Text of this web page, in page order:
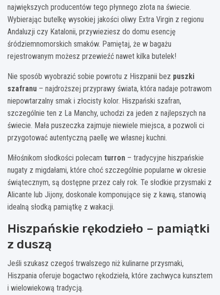
największych producentów tego płynnego złota na świecie.
Wybierając butelkę wysokiej jakości oliwy Extra Virgin z regionu
Andaluzji czy Katalonii, przywieziesz do domu esencję
śródziemnomorskich smaków. Pamiętaj, że w bagażu
rejestrowanym możesz przewieźć nawet kilka butelek!
Nie sposób wyobrazić sobie powrotu z Hiszpanii bez puszki
szafranu – najdroższej przyprawy świata, która nadaje potrawom
niepowtarzalny smak i złocisty kolor. Hiszpański szafran,
szczególnie ten z La Manchy, uchodzi za jeden z najlepszych na
świecie. Mała puszeczka zajmuje niewiele miejsca, a pozwoli ci
przygotować autentyczną paellę we własnej kuchni.
Miłośnikom słodkości polecam turron – tradycyjne hiszpańskie
nugaty z migdałami, które choć szczególnie popularne w okresie
świątecznym, są dostępne przez cały rok. Te słodkie przysmaki z
Alicante lub Jijony, doskonale komponujące się z kawą, stanowią
idealną słodką pamiątkę z wakacji.
Hiszpańskie rękodzieło – pamiątki
z duszą
Jeśli szukasz czegoś trwalszego niż kulinarne przysmaki,
Hiszpania oferuje bogactwo rękodzieła, które zachwyca kunsztem
i wielowiekową tradycją.